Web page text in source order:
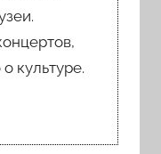
культуре.